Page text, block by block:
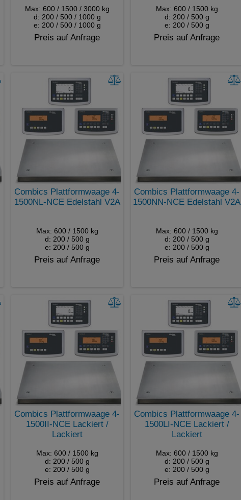
Max: 600 / 1500 / 3000 kg
d: 200 / 500 / 1000 g
e: 200 / 500 / 1000 g
Preis auf Anfrage
Max: 600 / 1500 kg
d: 200 / 500 g
e: 200 / 500 g
Preis auf Anfrage
Combics Plattformwaage 4-
1500NL-NCE Edelstahl V2A
Max: 600 / 1500 kg
d: 200 / 500 g
e: 200 / 500 g
Preis auf Anfrage
Combics Plattformwaage 4-
1500NN-NCE Edelstahl V2A
Max: 600 / 1500 kg
d: 200 / 500 g
e: 200 / 500 g
Preis auf Anfrage
Combics Plattformwaage 4-
1500II-NCE Lackiert /
Lackiert
Max: 600 / 1500 kg
d: 200 / 500 g
e: 200 / 500 g
Preis auf Anfrage
Combics Plattformwaage 4-
1500LI-NCE Lackiert /
Lackiert
Max: 600 / 1500 kg
d: 200 / 500 g
e: 200 / 500 g
Preis auf Anfrage